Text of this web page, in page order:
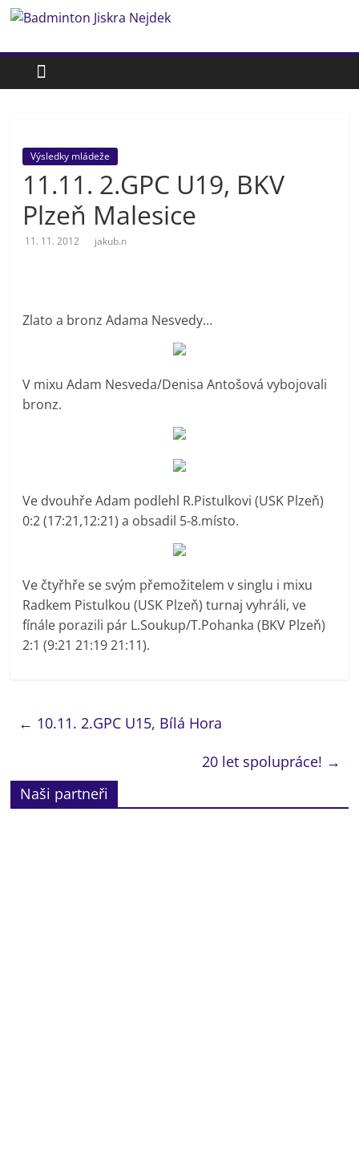
Přeskočit
obsah
Badminton
Jiskra
Badmintonový
oddíl
Jiskra
Nejdek
Výsledky mládeže
11.11. 2.GPC U19, BKV
Plzeň Malesice
11. 11. 2012 jakub.n
Zlato a bronz Adama Nesvedy…
V mixu Adam Nesveda/Denisa Antošová vybojovali
bronz.
Ve dvouhře Adam podlehl R.Pistulkovi (USK Plzeň)
0:2 (17:21,12:21) a obsadil 5-8.místo.
Ve čtyřhře se svým přemožitelem v singlu i mixu
Radkem Pistulkou (USK Plzeň) turnaj vyhráli, ve
fínále porazili pár L.Soukup/T.Pohanka (BKV Plzeň)
2:1 (9:21 21:19 21:11).
← 10.11. 2.GPC U15, Bílá Hora
20 let spolupráce! →
Naši partneři